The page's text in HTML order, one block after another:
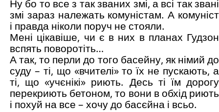
Ну бо то все з так званих змі, а всі так звані
змі зараз належать комуністам. А комуніст
і правда ніколи поруч не стояли.
Мені цікавіше, чи є в них в планах Гудзон
вспять поворотіть…
А так, то перли до того басейну, як німий до
суду – ті, що «вчителі» то їх не пускають, а
ті, що «учєнікі» риють. Десь ті їм дорогу
перекриють бетоном, то вони в обхід риють
і похуй на все – хочу до басєйна і всьо.